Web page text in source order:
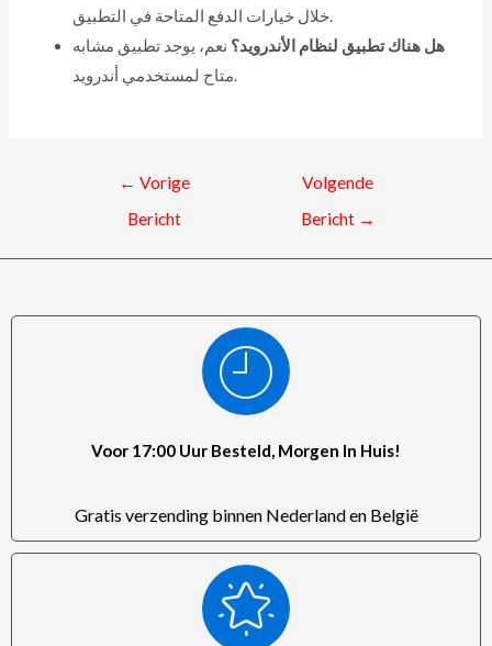
خلال خيارات الدفع المتاحة في التطبيق.
هل هناك تطبيق لنظام الأندرويد؟ نعم، يوجد تطبيق مشابه
متاح لمستخدمي أندرويد.
← Vorige
Bericht
Volgende
Bericht →
Voor 17:00 Uur Besteld, Morgen In Huis!
Gratis verzending binnen Nederland en België